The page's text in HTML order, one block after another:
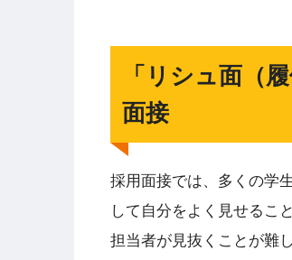
「リシュ面（
面接
採用面接では、多くの学
して自分をよく見せるこ
担当者が見抜くことが難